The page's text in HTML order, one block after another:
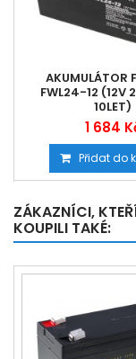
AKUMULÁTOR
FWL24-12 (12V
10LET)
1 684
Přidat do
ZÁKAZNÍCI,
KOUPILI TAKÉ: